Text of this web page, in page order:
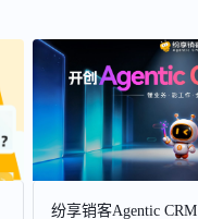
纷享销客Agentic